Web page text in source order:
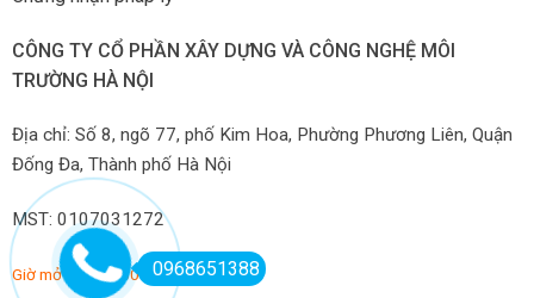
CÔNG TY CỔ PHẦN XÂY DỰNG VÀ CÔNG NGHỆ MÔI
TRƯỜNG HÀ NỘI
Địa chỉ: Số 8, ngõ 77, phố Kim Hoa, Phường Phương Liên, Quận
Đống Đa, Thành phố Hà Nội
MST: 0107031272
Giờ mở hàng: 7:00-22:00 hàng ngày
0968651388